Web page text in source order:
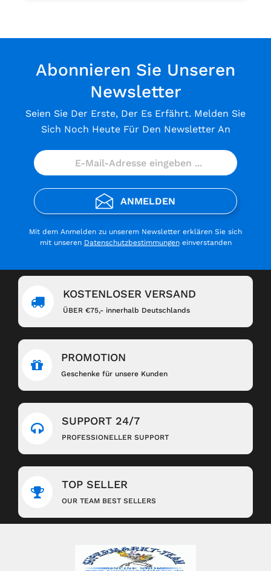
Abonnieren Sie Unseren
Newsletter
Seien Sie Der Erste, Der Es Erfährt. Melden Sie
Sich Noch Heute Für Den Newsletter An
ANMELDEN
Mit dem Anmelden zu unserem Newsletter erklären Sie sich
mit unseren Datenschutzbestimmungeneinverstanden
KOSTENLOSER VERSAND
ÜBER €75,- innerhalb Deutschlands
PROMOTION
Geschenke für unsere Kunden
SUPPORT 24/7
PROFESSIONELLER SUPPORT
TOP SELLER
OUR TEAM BEST SELLERS